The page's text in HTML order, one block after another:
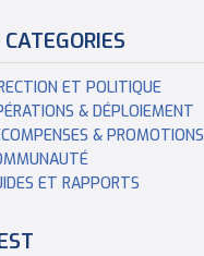
ET POLITIQUE
& DÉPLOIEMENT
& PROMOTIONS
ET RAPPORTS